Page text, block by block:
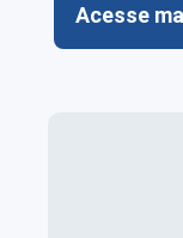
Acesse